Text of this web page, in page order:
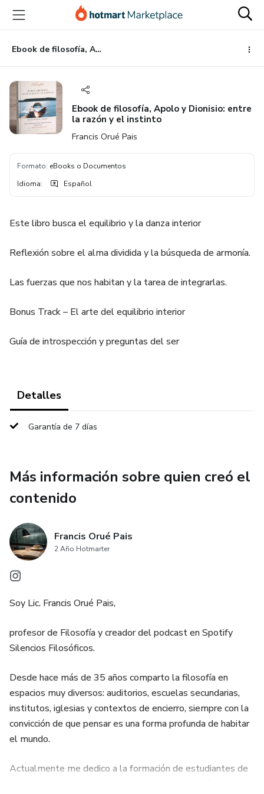
principal
página
de
página
Ebook de filosofía, Apolo y Dionisio: entre la razón y el instinto
Ebook de filosofía, Apolo y Dionisio: entre
la razón y el instinto
Francis Orué Pais
Formato: eBooks o Documentos
Idioma: Español
Este libro busca el equilibrio y la danza interior
Reflexión sobre el alma dividida y la búsqueda de armonía.
Las fuerzas que nos habitan y la tarea de integrarlas.
Bonus Track – El arte del equilibrio interior
Guía de introspección y preguntas del ser
Detalles
Garantía de 7 días
Más información sobre quien creó el
contenido
Francis Orué Pais
2 Año Hotmarter
Soy Lic. Francis Orué Pais,
profesor de Filosofía y creador del podcast en Spotify
Silencios Filosóficos.
Desde hace más de 35 años comparto la filosofía en
espacios muy diversos: auditorios, escuelas secundarias,
institutos, iglesias y contextos de encierro, siempre con la
convicción de que pensar es una forma profunda de habitar
el mundo.
Actualmente me dedico a la formación de estudiantes de